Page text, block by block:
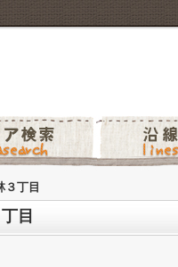
３丁目
目